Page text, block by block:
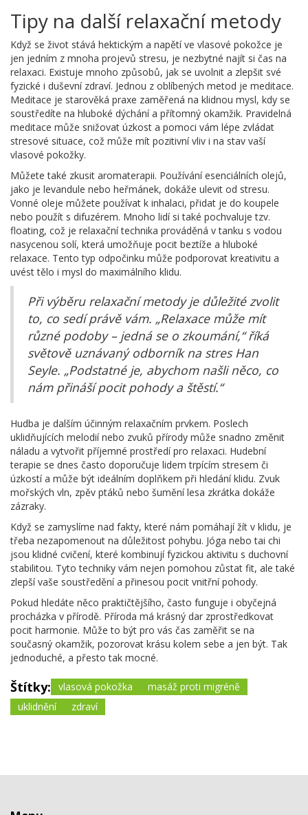
Tipy na další relaxační metody
Když se život stává hektickým a napětí ve vlasové pokožce je
jen jedním z mnoha projevů stresu, je nezbytné najít si čas na
relaxaci. Existuje mnoho způsobů, jak se uvolnit a zlepšit své
fyzické i duševní zdraví. Jednou z oblíbených metod je meditace.
Meditace je starověká praxe zaměřená na klidnou mysl, kdy se
soustředíte na hluboké dýchání a přítomný okamžik. Pravidelná
meditace může snižovat úzkost a pomoci vám lépe zvládat
stresové situace, což může mít pozitivní vliv i na stav vaší
vlasové pokožky.
Můžete také zkusit aromaterapii. Používání esenciálních olejů,
jako je levandule nebo heřmánek, dokáže ulevit od stresu.
Vonné oleje můžete používat k inhalaci, přidat je do koupele
nebo použít s difuzérem. Mnoho lidí si také pochvaluje tzv.
floating, což je relaxační technika prováděná v tanku s vodou
nasycenou solí, která umožňuje pocit beztíže a hluboké
relaxace. Tento typ odpočinku může podporovat kreativitu a
uvést tělo i mysl do maximálního klidu.
Při výběru relaxační metody je důležité zvolit
to, co sedí právě vám. „Relaxace může mít
různé podoby – jedná se o zkoumání,“ říká
světově uznávaný odborník na stres Han
Seyle. „Podstatné je, abychom našli něco, co
nám přináší pocit pohody a štěstí.“
Hudba je dalším účinným relaxačním prvkem. Poslech
uklidňujících melodií nebo zvuků přírody může snadno změnit
náladu a vytvořit příjemné prostředí pro relaxaci. Hudební
terapie se dnes často doporučuje lidem trpícím stresem či
úzkostí a může být ideálním doplňkem při hledání klidu. Zvuk
mořských vln, zpěv ptáků nebo šumění lesa zkrátka dokáže
zázraky.
Když se zamyslíme nad fakty, které nám pomáhají žít v klidu, je
třeba nezapomenout na důležitost pohybu. Jóga nebo tai chi
jsou klidné cvičení, které kombinují fyzickou aktivitu s duchovní
stabilitou. Tyto techniky vám nejen pomohou zůstat fit, ale také
zlepší vaše soustředění a přinesou pocit vnitřní pohody.
Pokud hledáte něco praktičtějšího, často funguje i obyčejná
procházka v přírodě. Příroda má krásný dar zprostředkovat
pocit harmonie. Může to být pro vás čas zaměřit se na
současný okamžik, pozorovat krásu kolem sebe a jen být. Tak
jednoduché, a přesto tak mocné.
Štítky: vlasová pokožka
masáž proti migréně
uklidnění
zdraví